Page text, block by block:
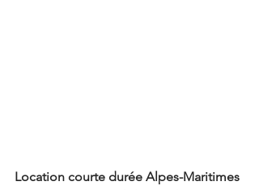
Location courte durée Alpes-Maritimes